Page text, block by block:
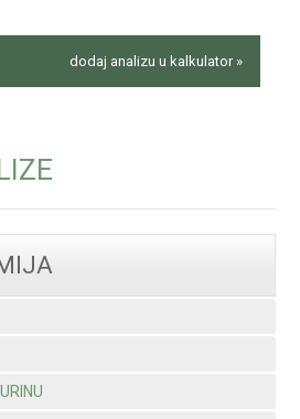
dodaj analizu u kalkulator »